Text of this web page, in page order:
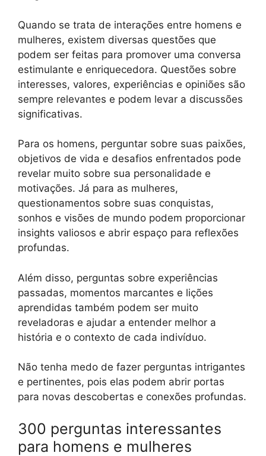
Quando se trata de interações entre homens e
mulheres, existem diversas questões que
podem ser feitas para promover uma conversa
estimulante e enriquecedora. Questões sobre
interesses, valores, experiências e opiniões são
sempre relevantes e podem levar a discussões
significativas.
Para os homens, perguntar sobre suas paixões,
objetivos de vida e desafios enfrentados pode
revelar muito sobre sua personalidade e
motivações. Já para as mulheres,
questionamentos sobre suas conquistas,
sonhos e visões de mundo podem proporcionar
insights valiosos e abrir espaço para reflexões
profundas.
Além disso, perguntas sobre experiências
passadas, momentos marcantes e lições
aprendidas também podem ser muito
reveladoras e ajudar a entender melhor a
história e o contexto de cada indivíduo.
Não tenha medo de fazer perguntas intrigantes
e pertinentes, pois elas podem abrir portas
para novas descobertas e conexões profundas.
300 perguntas interessantes
para homens e mulheres